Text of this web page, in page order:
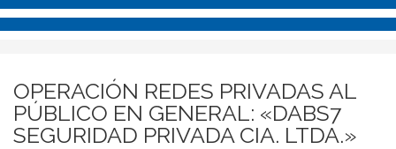
OPERACIÓN REDES PRIVADAS AL
PÚBLICO EN GENERAL: «DABS7
SEGURIDAD PRIVADA CIA. LTDA.»